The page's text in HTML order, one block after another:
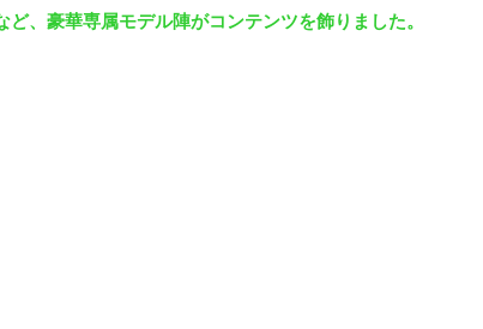
、豪華専属モデル陣がコンテンツを飾りました。